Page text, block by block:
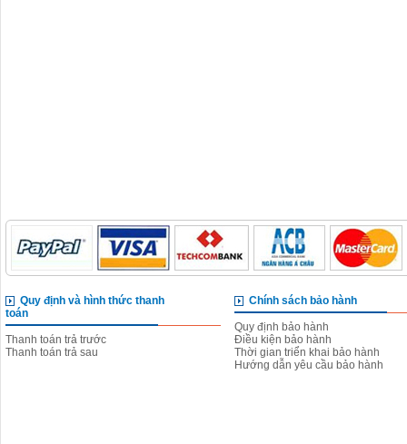
Quy định và hình thức thanh
toán
Thanh toán trả trước
Thanh toán trả sau
Chính sách bảo hành
Quy định bảo hành
Điều kiện bảo hành
Thời gian triển khai bảo hành
Hướng dẫn yêu cầu bảo hành